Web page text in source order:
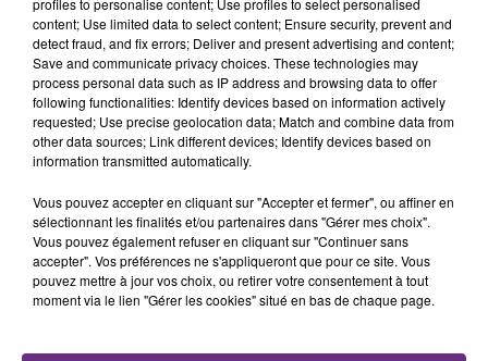
7 août 2026
LA CENTRALE NUCLÉAIRE DE CHOOZ
TOUJOURS À L'ARRÊT
Cela fait déjà une semaine que la centrale
nucléaire ardennaise est à l'arrêt. Une situation
justifiée par la sécheresse intense qui est toujours
présente.
profiles to personalise content; Use profiles to select personalised
content; Use limited data to select content; Ensure security, prevent and
detect fraud, and fix errors; Deliver and present advertising and content;
Save and communicate privacy choices. These technologies may
process personal data such as IP address and browsing data to offer
following functionalities: Identify devices based on information actively
requested; Use precise geolocation data; Match and combine data from
other data sources; Link different devices; Identify devices based on
information transmitted automatically.
Vous pouvez accepter en cliquant sur "Accepter et fermer", ou affiner en
sélectionnant les finalités et/ou partenaires dans "Gérer mes choix".
Vous pouvez également refuser en cliquant sur "Continuer sans
accepter". Vos préférences ne s'appliqueront que pour ce site. Vous
pouvez mettre à jour vos choix, ou retirer votre consentement à tout
moment via le lien "Gérer les cookies" situé en bas de chaque page.